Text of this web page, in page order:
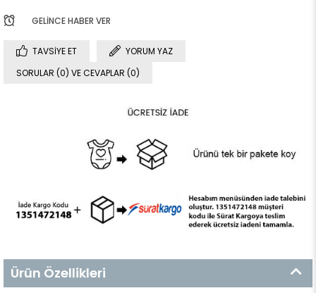
GELINCE HABER VER
TAVSIYE ET
YORUM YAZ
SORULAR (0) VE CEVAPLAR (0)
Ürün Özellikleri